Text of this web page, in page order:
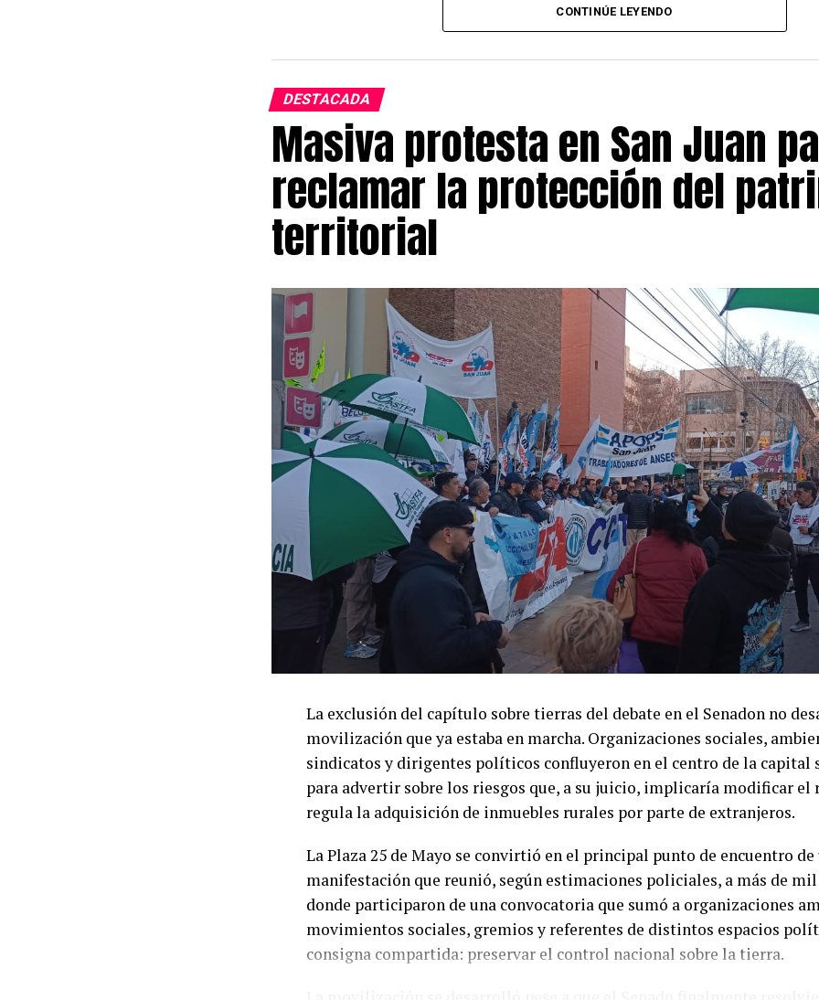
acompañamiento del Consejo Interuniversitario Nacional (CIN) y de
Universitaria Argentina (FUA). Las organizaciones sostienen que las
atraviesan un proceso de deterioro presupuestario y reclaman la
las decisiones judiciales que ordenaron recomponer los salarios del
y nodocente.
Los gremios argumentan que el Gobierno aún no dio cumplimiento
medida cautelar que garantiza la vigencia de los artículos 5 y 6 de la
Financiamiento Universitario, respaldada en distintas instancias por
Suprema de Justicia. Esa normativa prevé mecanismos de
carácter retroactivo y revisiones trimestrales vinculadas a la
En este sentido, la FATUN expresó su rechazo al desempeño del
Políticas Universitarias, a quien acusó de mantener una actitud de
durante las negociaciones paritarias, un cuestionamiento que
distanciamiento entre las partes.
Como parte de la escalada gremial, el Frente Sindical Universitario
cronograma de protestas que contempla nuevas medidas si no hay
negociación. Además del paro del 12 de agosto, prevé abrazos
universitarios y una movilización al Palacio Sarmiento el 19 de agosto.
persistir la falta de respuestas oficiales, los sindicatos anunciaron un
horas para los días 27 y 28 de agosto. La agenda continuará en
representantes universitarios participen del 96.º Plenario de Rectores
donde se comenzará a elaborar el proyecto de presupuesto
se presentará una carta abierta al Congreso.
La respuesta del Gobierno llegó pocas horas después del anuncio. A
comunicado, el Ministerio de Capital Humano rechazó los
organizaciones sindicales y calificó la medida de fuerza como
cartera sostuvo que cumplió con las obligaciones asumidas en la
10 de junio y recordó que ese acuerdo estableció una recomposición
acumulada del 24,33%, integrada por un incremento del 21,33%
otro 3% previsto para octubre.
El Ministerio también señaló que el acta paritaria fijó un cuarto
15 de septiembre para retomar las negociaciones, por lo que, a su
incumplimiento que justifique la convocatoria al paro. Desde la
que las partidas destinadas a salarios fueron transferidas conforme a
compromisos asumidos.
CONTINÚE LEYENDO
DESTACADA
Masiva protesta en San Juan
reclamar la protección del
territorial
La exclusión del capítulo sobre tierras del debate en el Senadon no
movilización que ya estaba en marcha. Organizaciones sociales,
sindicatos y dirigentes políticos confluyeron en el centro de la capital
para advertir sobre los riesgos que, a su juicio, implicaría modificar el
regula la adquisición de inmuebles rurales por parte de extranjeros.
La Plaza 25 de Mayo se convirtió en el principal punto de encuentro de
manifestación que reunió, según estimaciones policiales, a más de mil
donde participaron de una convocatoria que sumó a organizaciones
movimientos sociales, gremios y referentes de distintos espacios
consigna compartida: preservar el control nacional sobre la tierra.